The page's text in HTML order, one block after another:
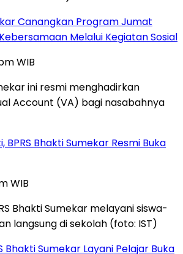
Canangkan Program Jumat
Melalui Kegiatan Sosial
WIB
BPRS Bhakti Sumekar Resmi Buka
WIB
Bhakti Sumekar Layani Pelajar Buka